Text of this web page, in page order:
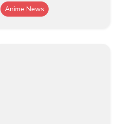
Anime News